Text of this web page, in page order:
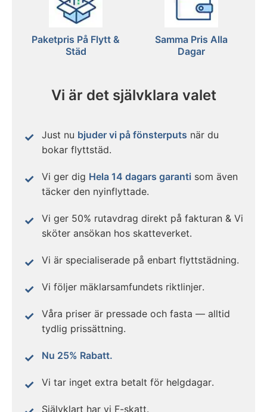
Paketpris På Flytt &
Städ
Samma Pris Alla
Dagar
Vi är det självklara valet
Just nu bjuder vi på fönsterputs när du
bokar flyttstäd.
Vi ger dig Hela 14 dagars garanti som även
täcker den nyinflyttade.
Vi ger 50% rutavdrag direkt på fakturan & Vi
sköter ansökan hos skatteverket.
Vi är specialiserade på enbart flyttstädning.
Vi följer mäklarsamfundets riktlinjer.
Våra priser är pressade och fasta — alltid
tydlig prissättning.
Nu 25% Rabatt.
Vi tar inget extra betalt för helgdagar.
Självklart har vi F-skatt.